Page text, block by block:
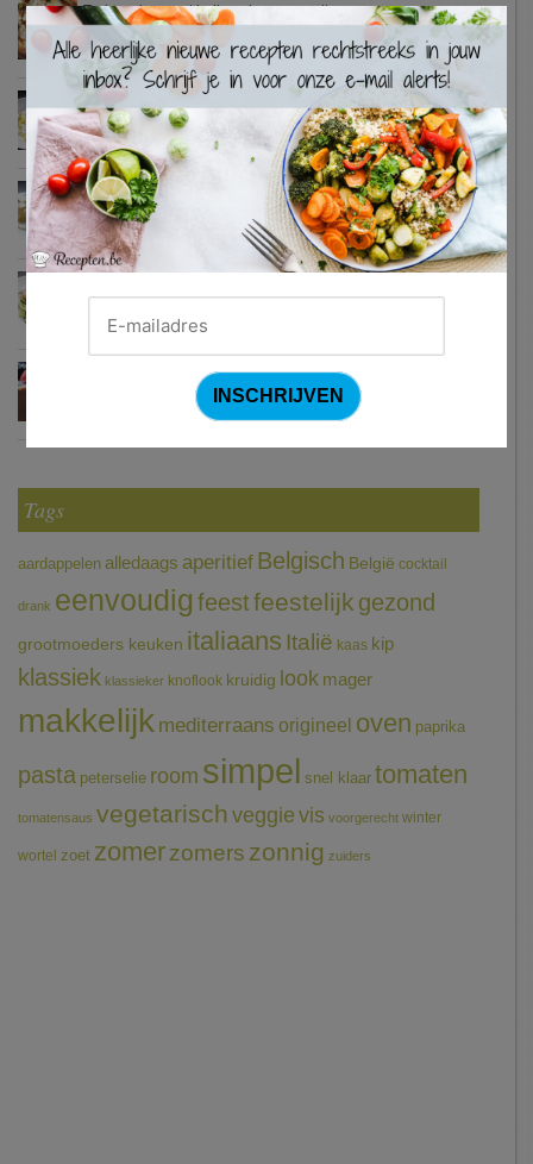
Turkse pizza met halloumi en courgette
Zweedse gehaktballetjes
Chocomousse met fruitbier
Tags
aardappelen alledaags aperitief Belgisch België cocktail
drank eenvoudigfeestfeestelijk gezond
grootmoeders keuken italiaans Italië kaas kip
klassiek klassieker knoflook kruidig look mager
makkelijk mediterraans origineel oven paprika
pasta peterselie room simpel snel klaar tomaten
tomatensaus vegetarischveggie vis voorgerecht winter
wortel zoet zomerzomers zonnig zuiders
×